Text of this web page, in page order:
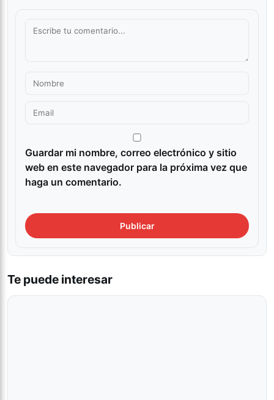
Guardar mi nombre, correo electrónico y sitio
web en este navegador para la próxima vez que
haga un comentario.
Te puede interesar